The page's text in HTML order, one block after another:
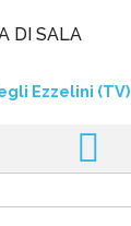
DI SALA
Ezzelini (TV)